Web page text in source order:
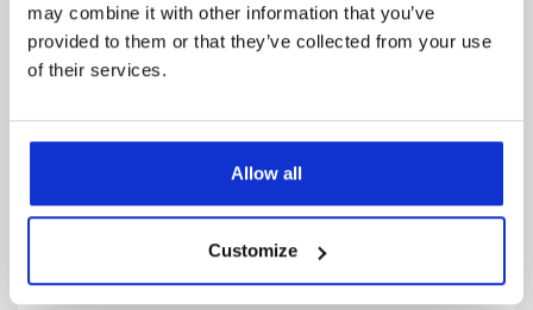
may combine it with other information that you’ve
provided to them or that they’ve collected from your use
of their services.
Allow all
Customize